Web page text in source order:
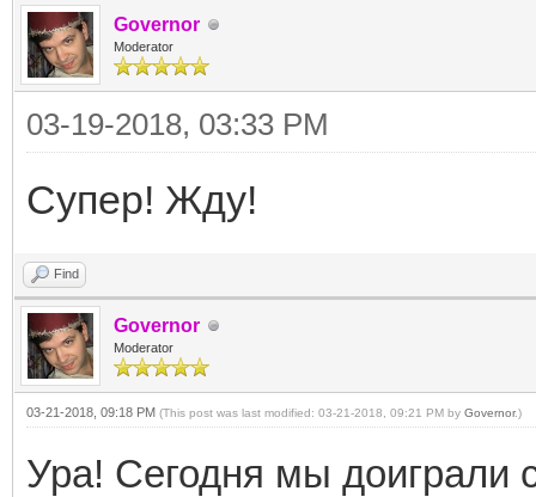
Governor
Moderator
03-19-2018, 03:33 PM
Супер! Жду!
Find
Governor
Moderator
03-21-2018, 09:18 PM (This post was last modified: 03-21-2018, 09:21 PM by Governor.)
Ура! Сегодня мы доиграли